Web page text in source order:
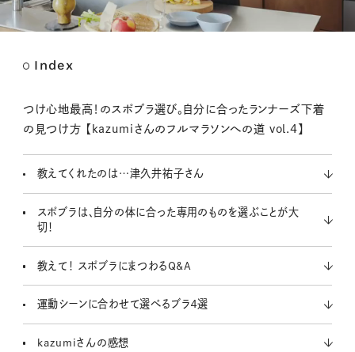
t
e
Index
つけ心地最高！のスポブラ選び。自分に合ったランナーズ下着
の見つけ方 【kazumiさんのフルマラソンへの道 vol.4】
教えてくれたのは…津久井祐子さん
スポブラは、自分の体に合った専用のものを選ぶことが大
切！
教えて！ スポブラにまつわるQ&A
運動シーンに合わせて選べるブラ４選
kazumiさんの感想